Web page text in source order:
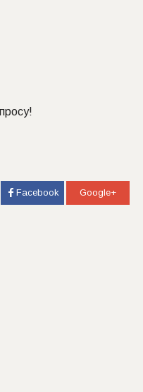
Facebook Google+